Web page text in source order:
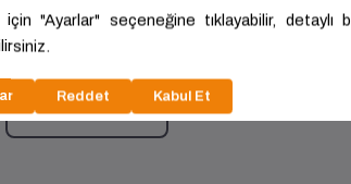
Daha fazla göster